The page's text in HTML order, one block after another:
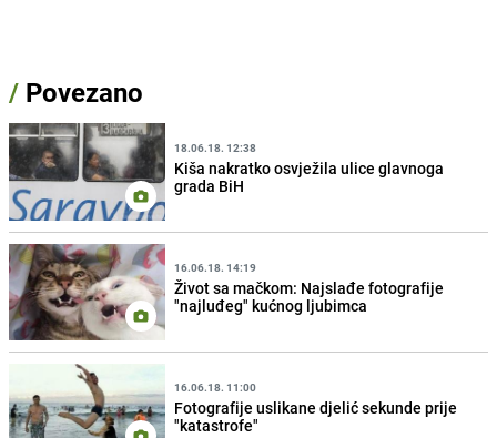
/ Povezano
18.06.18. 12:38
Kiša nakratko osvježila ulice glavnoga
grada BiH
16.06.18. 14:19
Život sa mačkom: Najslađe fotografije
"najluđeg" kućnog ljubimca
16.06.18. 11:00
Fotografije uslikane djelić sekunde prije
"katastrofe"